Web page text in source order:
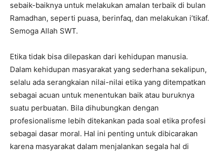
sebaik-baiknya untuk melakukan amalan terbaik di bulan
Ramadhan, seperti puasa, berinfaq, dan melakukan i’tikaf.
Semoga Allah SWT.
Etika tidak bisa dilepaskan dari kehidupan manusia.
Dalam kehidupan masyarakat yang sederhana sekalipun,
selalu ada serangkaian nilai-nilai etika yang ditempatkan
sebagai acuan untuk menentukan baik atau buruknya
suatu perbuatan. Bila dihubungkan dengan
profesionalisme lebih ditekankan pada soal etika profesi
sebagai dasar moral. Hal ini penting untuk dibicarakan
karena masyarakat dalam menjalankan segala hal di